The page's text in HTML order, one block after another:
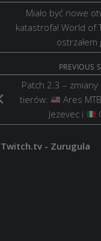
Miało być nowe
katastrofa! World of
ostrzałem
PREVIOUS
Patch 2.3 –
tierów:
Ares
Jezevec i
Twitch.tv - Zurugula